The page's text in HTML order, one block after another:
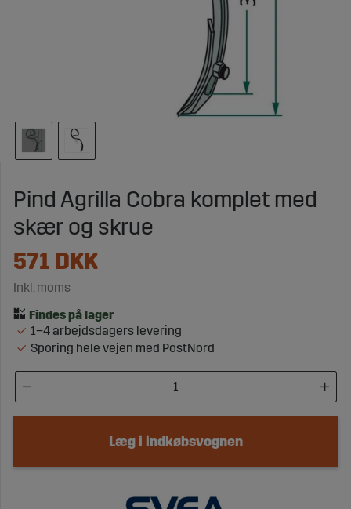
Pind Agrilla Cobra komplet med
skær og skrue
571 DKK
Inkl. moms
1–4 arbejdsdagers levering
Sporing hele vejen med PostNord
Læg i indkøbsvognen